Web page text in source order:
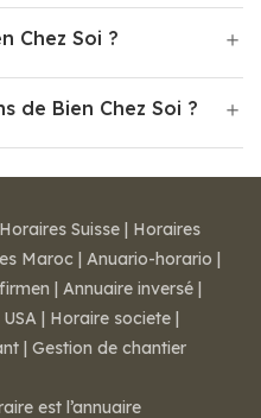
Chez Soi ?
de Bien Chez Soi ?
Horaires Suisse | Horaires
Maroc | Anuario-horario |
| Annuaire inversé |
| Horaire societe |
| Gestion de chantier
est l’annuaire